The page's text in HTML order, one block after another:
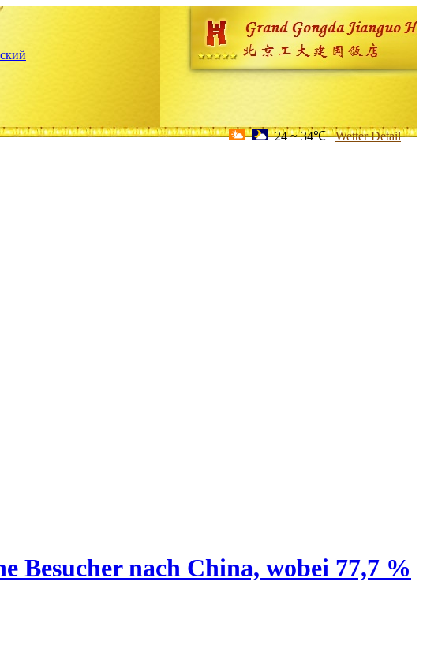
24 ~ 34℃ Wetter Detail
Besucher nach China, wobei 77,7 %